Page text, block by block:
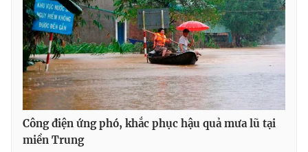
Thị trường 24h Tấm lòng Việt
VTV4 Vươn mình bằng AI
VTV9 VTV8
Liên hệ tòa soạn
Công điện ứng phó, khắc phục hậu quả mưa lũ tại
miền Trung